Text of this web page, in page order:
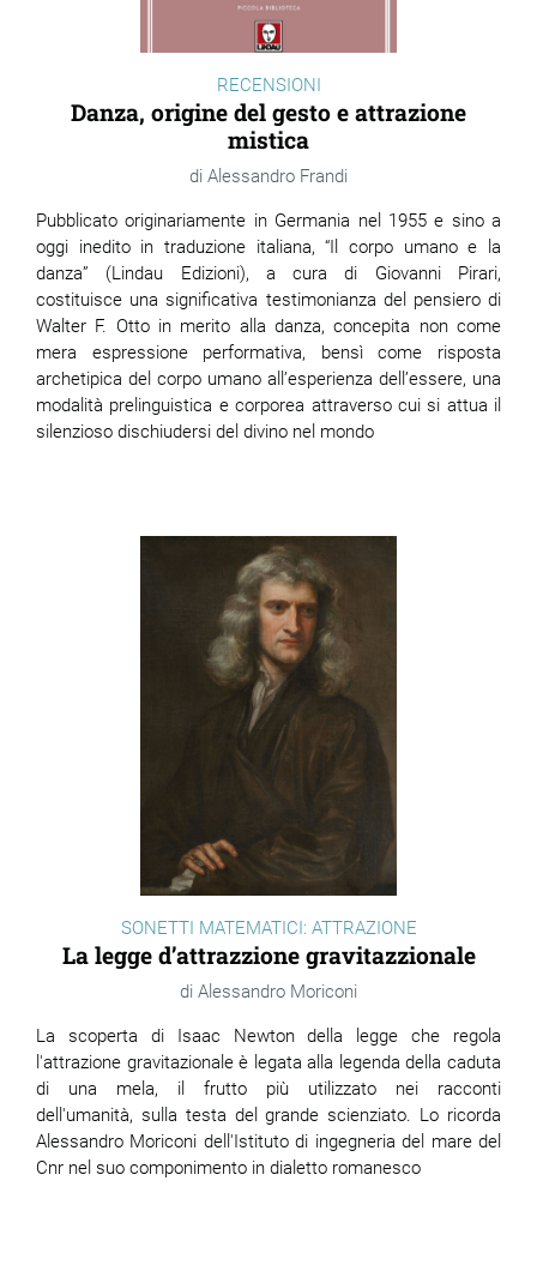
RECENSIONI
Danza, origine del gesto e attrazione
mistica
Alessandro Frandi
Pubblicato originariamente in Germania nel 1955 e sino a
oggi inedito in traduzione italiana, “Il corpo umano e la
danza” (Lindau Edizioni), a cura di Giovanni Pirari,
costituisce una significativa testimonianza del pensiero di
Walter F. Otto in merito alla danza, concepita non come
mera espressione performativa, bensì come risposta
archetipica del corpo umano all’esperienza dell’essere, una
modalità prelinguistica e corporea attraverso cui si attua il
silenzioso dischiudersi del divino nel mondo
SONETTI MATEMATICI: ATTRAZIONE
La legge d’attrazzione gravitazzionale
Alessandro Moriconi
La scoperta di Isaac Newton della legge che regola
l'attrazione gravitazionale è legata alla legenda della caduta
di una mela, il frutto più utilizzato nei racconti
dell'umanità, sulla testa del grande scienziato. Lo ricorda
Alessandro Moriconi dell'Istituto di ingegneria del mare del
Cnr nel suo componimento in dialetto romanesco